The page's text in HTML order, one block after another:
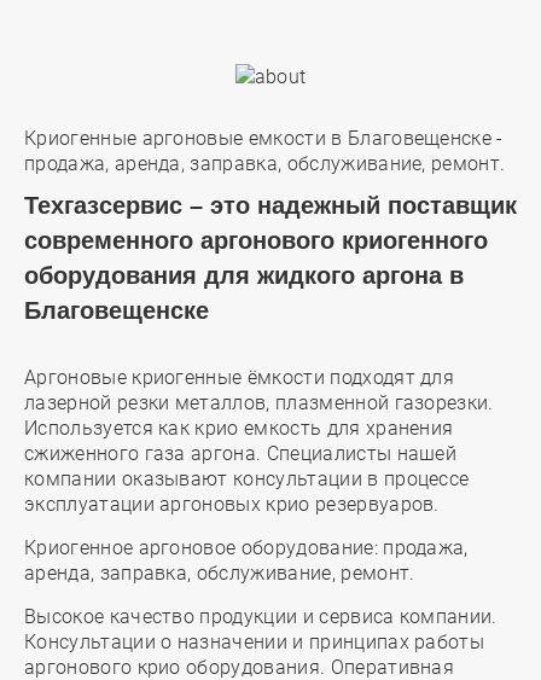
Криогенные аргоновые емкости в Благовещенске -
продажа, аренда, заправка, обслуживание, ремонт.
Техгазсервис – это надежный поставщик
современного аргонового криогенного
оборудования для жидкого аргона в
Благовещенске
Аргоновые криогенные ёмкости подходят для
лазерной резки металлов, плазменной газорезки.
Используется как крио емкость для хранения
сжиженного газа аргона. Специалисты нашей
компании оказывают консультации в процессе
эксплуатации аргоновых крио резервуаров.
Криогенное аргоновое оборудование: продажа,
аренда, заправка, обслуживание, ремонт.
Высокое качество продукции и сервиса компании.
Консультации о назначении и принципах работы
аргонового крио оборудования. Оперативная